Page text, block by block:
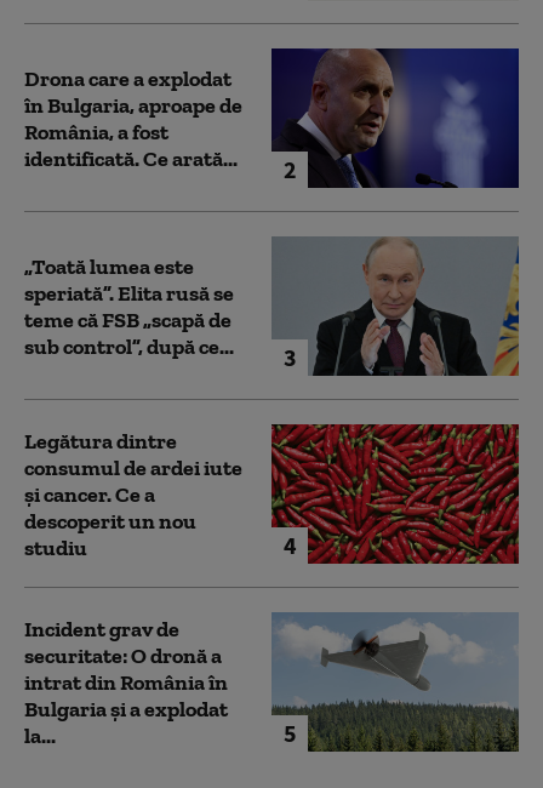
2
Drona care a explodat
în Bulgaria, aproape de
România, a fost
identificată. Ce arată...
3
„Toată lumea este
speriată”. Elita rusă se
teme că FSB „scapă de
sub control”, după ce...
4
Legătura dintre
consumul de ardei iute
și cancer. Ce a
descoperit un nou
studiu
5
Incident grav de
securitate: O dronă a
intrat din România în
Bulgaria şi a explodat
la...